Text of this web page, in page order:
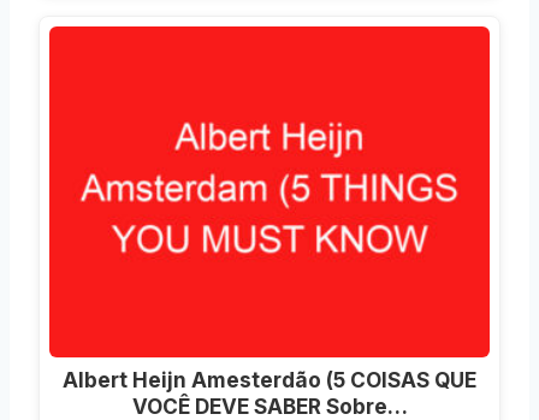
Albert Heijn Amesterdão (5 COISAS QUE
VOCÊ DEVE SABER Sobre…